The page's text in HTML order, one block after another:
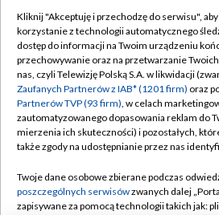
TVP
Abonament TVP
Emisja w TVP
Centrum informacji TVP
Naziemna Telewizja Cyfrowa
Rada Programowa
Regulamin
Polityka
Moje zgody
Pomoc
Kontakt
Kliknij "Akceptuję i przechodzę do serwisu",
korzystanie z technologii automatycznego
dostęp do informacji na Twoim urządzeniu
przechowywanie oraz na przetwarzanie
nas, czyli Telewizję Polską S.A. w likwidacji
Zaufanych Partnerów z IAB* (1201 firm) oraz
Partnerów TVP (93 firm), w celach
zautomatyzowanego dopasowania reklam do
mierzenia ich skuteczności) i pozostałych,
także zgody na udostępnianie przez nas
Twoje dane osobowe zbierane podczas
poszczególnych serwisówzwanych dalej
zapisywane za pomocą technologii takich jak: